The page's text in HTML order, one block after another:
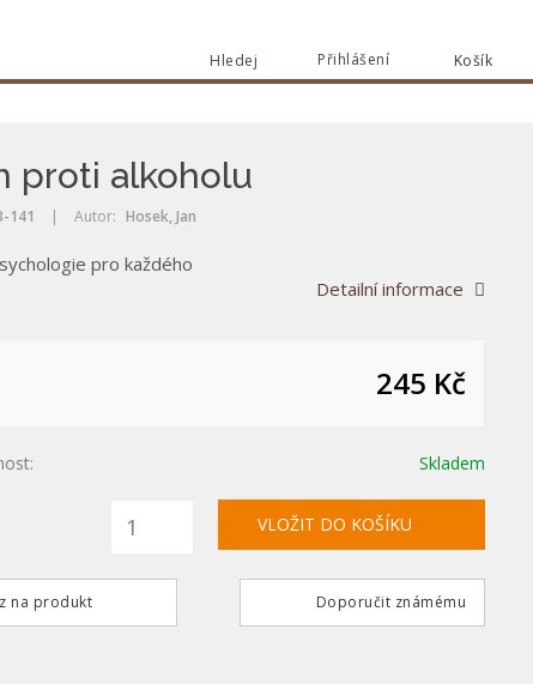
Košík
Přihlášení
Hledej
proti alkoholu
141 | Autor: Hosek, Jan
pro každého
Detailní informace
245 Kč
Skladem
na produkt Doporučit známému